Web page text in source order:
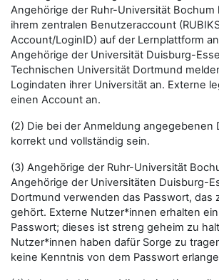
Angehörige der Ruhr-Universität
ihrem zentralen Benutzeraccount
Account/LoginID) auf der Lernplattform
Angehörige der Universität Duisburg-
Technischen Universität Dortmund
Logindaten ihrer Universität an. Externe
einen Account an.
(2) Die bei der Anmeldung angegebenen
korrekt und vollständig sein.
(3) Angehörige der Ruhr-Universität
Angehörige der Universitäten Duisburg-
Dortmund verwenden das Passwort, das
gehört. Externe Nutzer*innen erhalten
Passwort; dieses ist streng geheim zu
Nutzer*innen haben dafür Sorge zu
keine Kenntnis von dem Passwort